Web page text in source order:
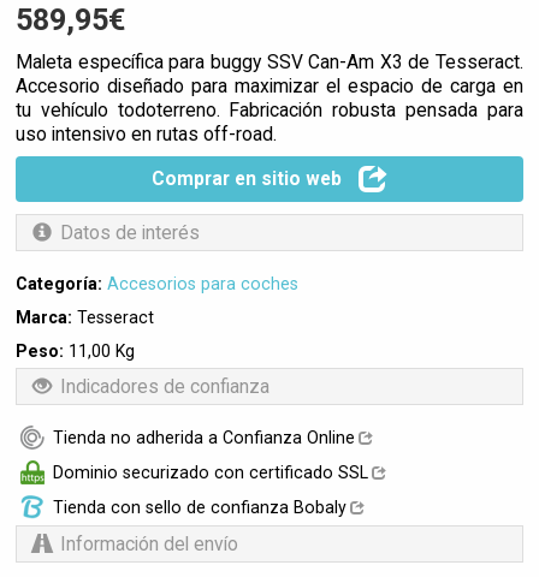
589,95€
Maleta específica para buggy SSV Can-Am X3 de Tesseract.
Accesorio diseñado para maximizar el espacio de carga en
tu vehículo todoterreno. Fabricación robusta pensada para
uso intensivo en rutas off-road.
Comprar en sitio web
Datos de interés
Categoría: Accesorios para coches
Marca: Tesseract
Peso: 11,00 Kg
Indicadores de confianza
Tienda no adherida a Confianza Online
Dominio securizado con certificado SSL
Tienda con sello de confianza Bobaly
Información del envío